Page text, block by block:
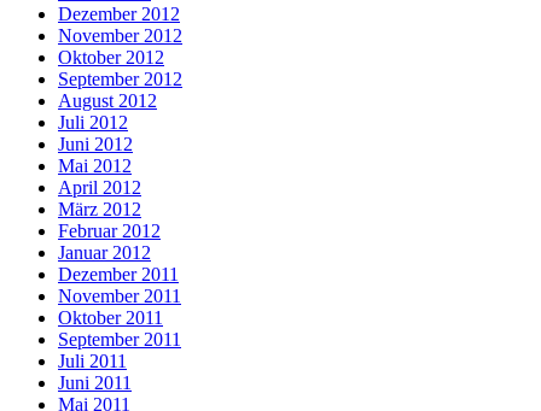
Dezember 2012
November 2012
Oktober 2012
September 2012
August 2012
Juli 2012
Juni 2012
Mai 2012
April 2012
März 2012
Februar 2012
Januar 2012
Dezember 2011
November 2011
Oktober 2011
September 2011
Juli 2011
Juni 2011
Mai 2011